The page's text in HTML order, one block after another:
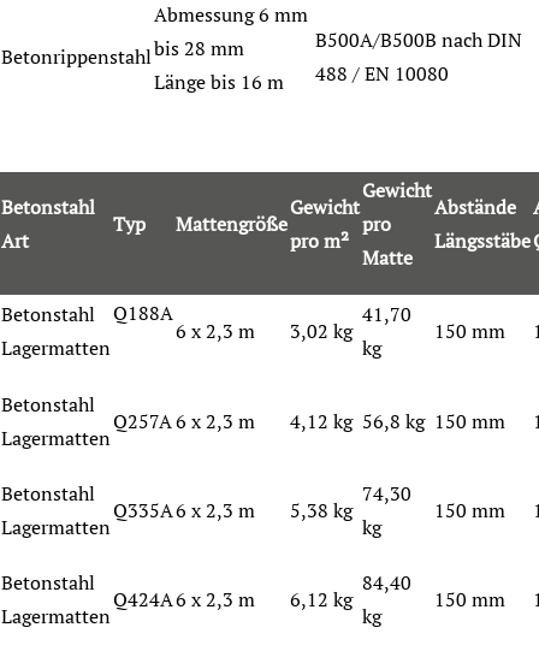
Betonrippenstahl
Abmessung 6 mm
bis 28 mm
Länge bis 16 m
B500A/B500B nach DIN
488 / EN 10080
Betonstahl
Art
Typ Mattengröße
Gewicht
pro m²
Gewicht
pro
Matte
Abstände
Längsstäbe
Betonstahl
Lagermatten
Q188A
6 x 2,3 m 3,02 kg
41,70
kg
150 mm
Betonstahl
Lagermatten
Q257A6 x 2,3 m 4,12 kg 56,8 kg 150 mm
Betonstahl
Lagermatten
Q335A6 x 2,3 m 5,38 kg
74,30
kg
150 mm
Betonstahl
Lagermatten
Q424A6 x 2,3 m 6,12 kg
84,40
kg
150 mm